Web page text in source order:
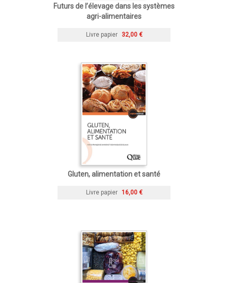
Futurs de l’élevage dans les systèmes
agri-alimentaires
Livre papier 32,00 €
Gluten, alimentation et santé
Livre papier 16,00 €